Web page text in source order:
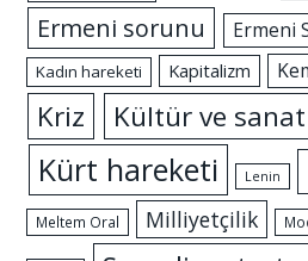
Ermeni sorunu Ermeni
Kadın hareketi Kapitalizm
Kriz Kültür ve sanat
Kürt hareketi Lenin
Meltem Oral Milliyetçilik